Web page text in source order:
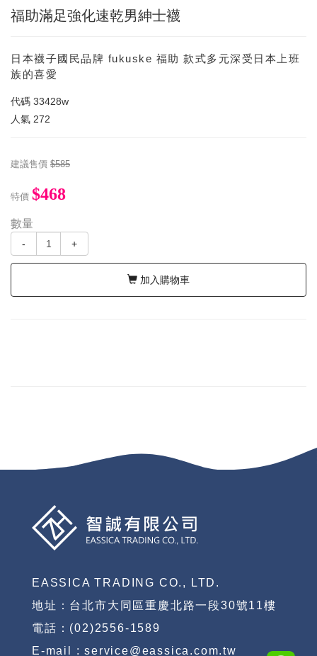
福助滿足強化速乾男紳士襪
日本襪子國民品牌 fukuske 福助 款式多元深受日本上班
族的喜愛
代碼 33428w
人氣 272
建議售價 $585
特價 $468
數量
- +
加入購物車
EASSICA TRADING CO., LTD.
地址：台北市大同區重慶北路一段30號11樓
電話：(02)2556-1589
E-mail : service@eassica.com.tw